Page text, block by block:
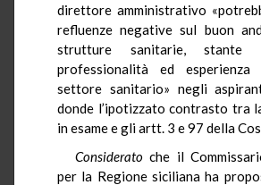
direttore amministrativo
refluenze negative sul buon
strutture sanitarie, stante
professionalità ed esperienza
settore sanitario» negli
donde l’ipotizzato contrasto tra
in esame e gli artt. 3 e 97 della
Consideratoche il
per la Regione siciliana ha